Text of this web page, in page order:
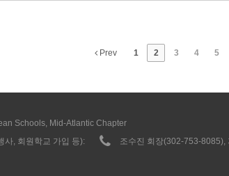
Prev 1 2 3 4 5
Schools, Mid-Atlantic Chapter
사, 회원학교 가입 등):
조수진 회장(302-753-